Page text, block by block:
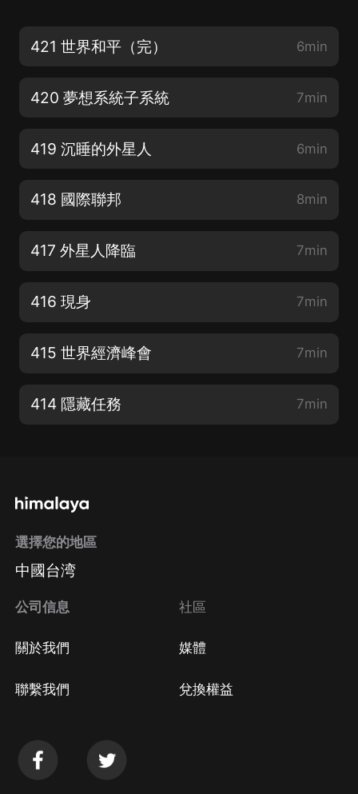
421 世界和平（完） 6min
420 夢想系統子系統 7min
419 沉睡的外星人 6min
418 國際聯邦 8min
417 外星人降臨 7min
416 現身 7min
415 世界經濟峰會 7min
414 隱藏任務 7min
選擇您的地區
中國台湾
公司信息
關於我們
聯繫我們
社區
媒體
兌換權益